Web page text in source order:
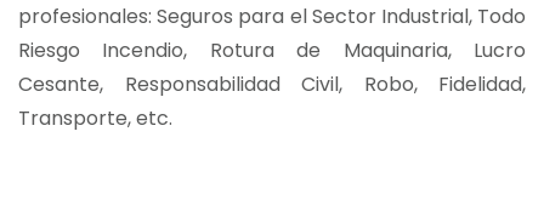
profesionales: Seguros para el Sector Industrial, Todo
Riesgo Incendio, Rotura de Maquinaria, Lucro
Cesante, Responsabilidad Civil, Robo, Fidelidad,
Transporte, etc.